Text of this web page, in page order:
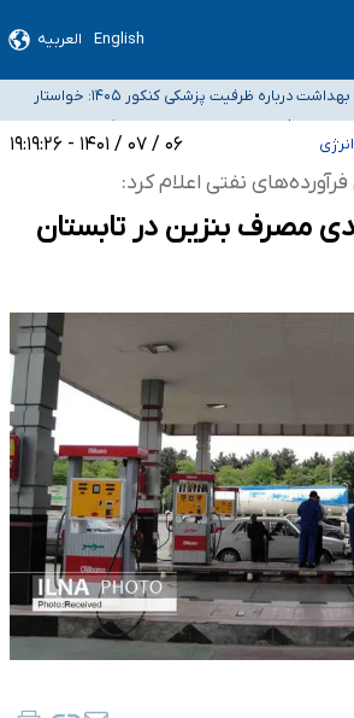
English العربیه
موضع وزارت بهداشت درباره ظرفیت پزشکی کنکور ۱۴۰۵: خواستار
هستیم، اما هنوز پاسخ مشخصی نگرفته‌ایم
ورودی دکترای تخصصی فرماندهی صحنه عملیات و
جغرافیای نظامی دافوس آجا
نان، مسکن و بیمه
تنفسی در کشور/ خوزستان و کرمان بالاتر از
۰۶ / ۰۷ / ۱۴۰۱ - ۱۹:۱۹:۲۶
نفتی اعلام کرد:
۲۰ درصدی مصرف بنزین در تابستان